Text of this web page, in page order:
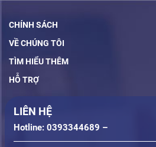
CHÍNH SÁCH
VỀ CHÚNG TÔI
TÌM HIỂU THÊM
HỖ TRỢ
LIÊN HỆ
Hotline: 0393344689 –